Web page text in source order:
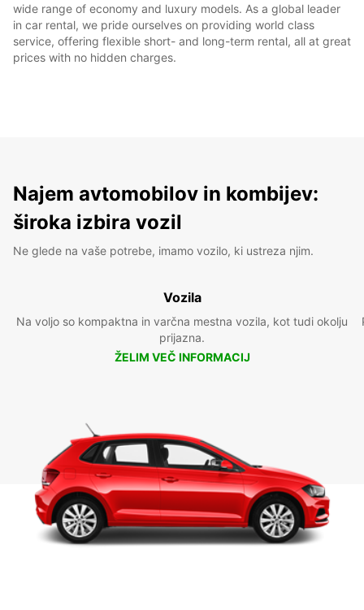
wide range of economy and luxury models. As a global leader
in car rental, we pride ourselves on providing world class
service, offering flexible short- and long-term rental, all at great
prices with no hidden charges.
Najem avtomobilov in kombijev:
široka izbira vozil
Ne glede na vaše potrebe, imamo vozilo, ki ustreza njim.
Vozila
Na voljo so kompaktna in varčna mestna vozila, kot tudi okolju
prijazna.
ŽELIM VEČ INFORMACIJ